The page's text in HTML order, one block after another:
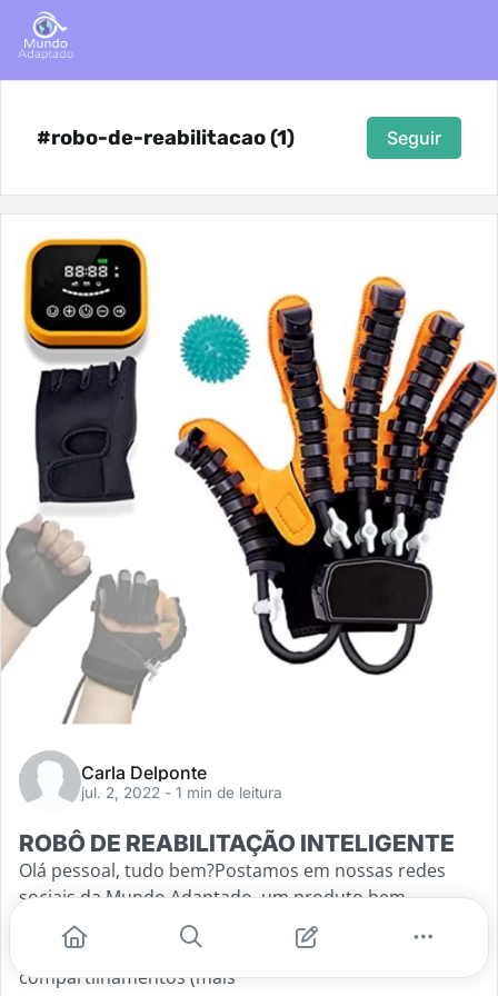
#robo-de-reabilitacao (1) Seguir
Carla Delponte
jul. 2, 2022 - 1 min de leitura
ROBÔ DE REABILITAÇÃO INTELIGENTE
Olá pessoal, tudo bem?Postamos em nossas redes
sociais da Mundo Adaptado, um produto bem
diferente para que as pessoas pudessem conhecer a
tecnologia e diante do grande número de
compartilhamentos (mais